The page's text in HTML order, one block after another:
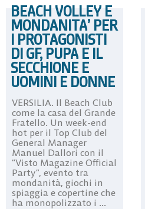
BEACH VOLLEY E
MONDANITA’ PER
I PROTAGONISTI
DI GF, PUPA E IL
SECCHIONE E
UOMINI E DONNE
VERSILIA. Il Beach Club
come la casa del Grande
Fratello. Un week-end
hot per il Top Club del
General Manager
Manuel Dallori con il
“Visto Magazine Official
Party”, evento tra
mondanità, giochi in
spiaggia e copertine che
ha monopolizzato i ...